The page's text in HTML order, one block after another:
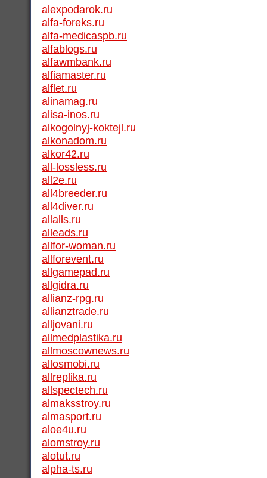
alexpodarok.ru
alfa-foreks.ru
alfa-medicaspb.ru
alfablogs.ru
alfawmbank.ru
alfiamaster.ru
alflet.ru
alinamag.ru
alisa-inos.ru
alkogolnyj-koktejl.ru
alkonadom.ru
alkor42.ru
all-lossless.ru
all2e.ru
all4breeder.ru
all4diver.ru
allalls.ru
alleads.ru
allfor-woman.ru
allforevent.ru
allgamepad.ru
allgidra.ru
allianz-rpg.ru
allianztrade.ru
alljovani.ru
allmedplastika.ru
allmoscownews.ru
allosmobi.ru
allreplika.ru
allspectech.ru
almaksstroy.ru
almasport.ru
aloe4u.ru
alomstroy.ru
alotut.ru
alpha-ts.ru